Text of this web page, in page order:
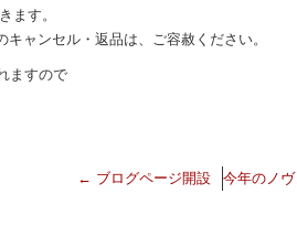
ます。
ャンセル・返品は、ご容赦ください。
ますので
← ブログページ開設 今年のノ